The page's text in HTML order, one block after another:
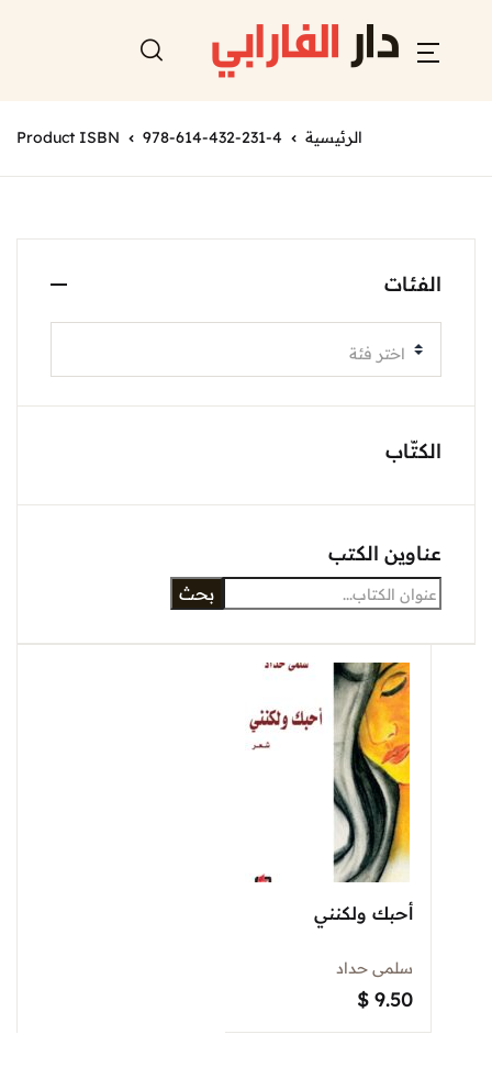
الرئيسية Product ISBN 978-614-432-231-4
أحبك ولكنني
سلمى حداد
$ 9.50
الفئات
اختر فئة
الكتّاب
عناوين الكتب
بحث